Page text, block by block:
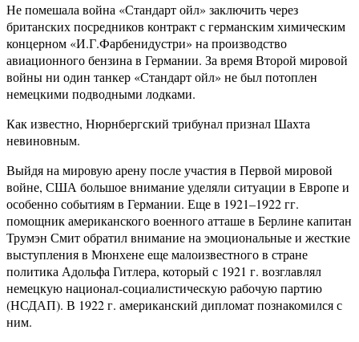
Не помешала война «Стандарт ойл» заключить через
британских посредников контракт с германским химическим
концерном «И.Г.Фарбенидустри» на производство
авиационного бензина в Германии. За время Второй мировой
войны ни один танкер «Стандарт ойл» не был потоплен
немецкими подводными лодками.
Как известно, Нюрнбергский трибунал признал Шахта
невиновным.
Выйдя на мировую арену после участия в Первой мировой
войне, США большое внимание уделяли ситуации в Европе и
особенно событиям в Германии. Еще в 1921–1922 гг.
помощник американского военного атташе в Берлине капитан
Трумэн Смит обратил внимание на эмоциональные и жесткие
выступления в Мюнхене еще малоизвестного в стране
политика Адольфа Гитлера, который с 1921 г. возглавлял
немецкую национал-социалистическую рабочую партию
(НСДАП). В 1922 г. американский дипломат познакомился с
ним.